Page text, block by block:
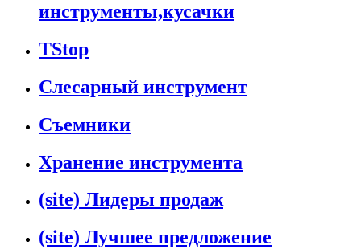
инструменты,кусачки
TStop
Слесарный инструмент
Съемники
Хранение инструмента
(site) Лидеры продаж
(site) Лучшее предложение